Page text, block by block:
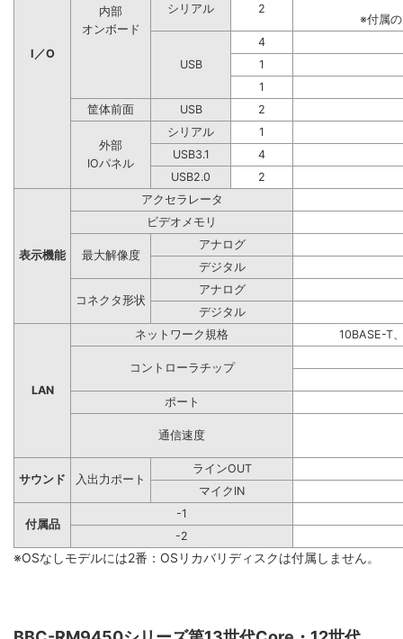
I／O
内部
オンボード
シリアル
2
※付属
USB
4
1
1
筐体前面
USB 2
外部
IOパネル
シリアル
1
USB3.1
4
USB2.0
2
表示機能
アクセラレータ
ビデオメモリ
最大解像度
アナログ
デジタル
コネクタ形状
アナログ
デジタル
LAN
ネットワーク規格 10BASE-T
コントローラチップ
ポート
通信速度
サウンド 入出力ポート
ラインOUT
マイクIN
付属品
-1
-2
※OSなしモデルには2番：OSリカバリディスクは付属しません。